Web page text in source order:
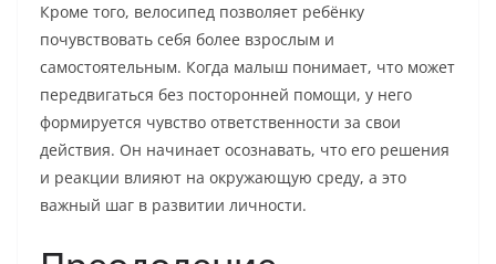
Кроме того, велосипед позволяет ребёнку
почувствовать себя более взрослым и
самостоятельным. Когда малыш понимает, что может
передвигаться без посторонней помощи, у него
формируется чувство ответственности за свои
действия. Он начинает осознавать, что его решения
и реакции влияют на окружающую среду, а это
важный шаг в развитии личности.